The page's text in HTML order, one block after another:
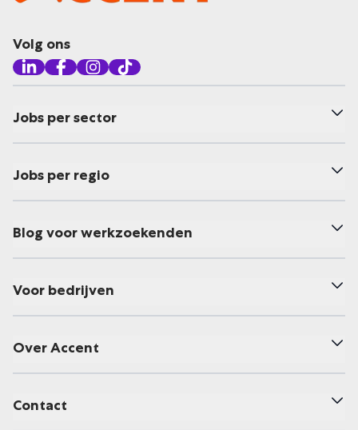
Volg ons
Jobs per sector
Jobs per regio
Blog voor werkzoekenden
Voor bedrijven
Over Accent
Contact